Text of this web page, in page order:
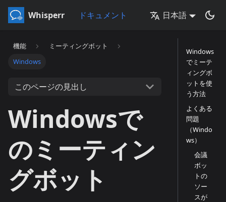
Whisperr ドキュメント 日本語
機能
ミーティングボット
Windows
このページの見出し
Windowsで
のミーティン
グボット
Windows
でミーテ
ィングボ
ットを使
う方法
よくある
問題
（Windo
ws）
会議
ボッ
トの
ソー
スが